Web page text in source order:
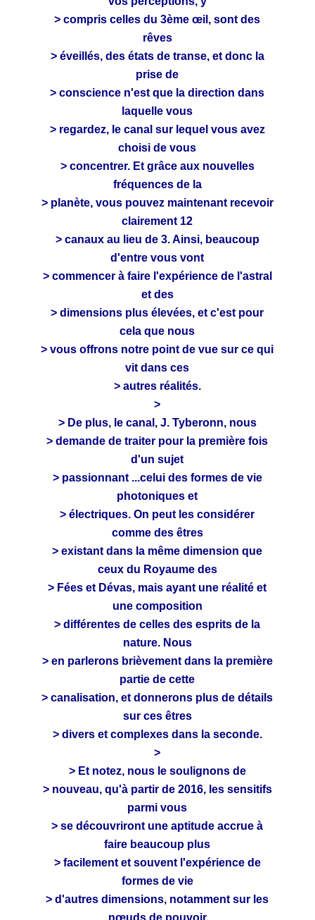
> compris celles du 3ème œil, sont des
rêves
> éveillés, des états de transe, et donc la
prise de
> conscience n'est que la direction dans
laquelle vous
> regardez, le canal sur lequel vous avez
choisi de vous
> concentrer. Et grâce aux nouvelles
fréquences de la
> planète, vous pouvez maintenant recevoir
clairement 12
> canaux au lieu de 3. Ainsi, beaucoup
d'entre vous vont
> commencer à faire l'expérience de l'astral
et des
> dimensions plus élevées, et c'est pour
cela que nous
> vous offrons notre point de vue sur ce qui
vit dans ces
> autres réalités.
>
> De plus, le canal, J. Tyberonn, nous
> demande de traiter pour la première fois
d'un sujet
> passionnant ...celui des formes de vie
photoniques et
> électriques. On peut les considérer
comme des êtres
> existant dans la même dimension que
ceux du Royaume des
> Fées et Dévas, mais ayant une réalité et
une composition
> différentes de celles des esprits de la
nature. Nous
> en parlerons brièvement dans la première
partie de cette
> canalisation, et donnerons plus de détails
sur ces êtres
> divers et complexes dans la seconde.
>
> Et notez, nous le soulignons de
> nouveau, qu'à partir de 2016, les sensitifs
parmi vous
> se découvriront une aptitude accrue à
faire beaucoup plus
> facilement et souvent l'expérience de
formes de vie
> d'autres dimensions, notamment sur les
nœuds de pouvoir